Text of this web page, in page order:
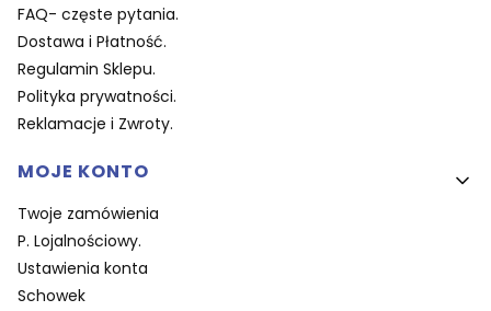
FAQ- częste pytania.
Dostawa i Płatność.
Regulamin Sklepu.
Polityka prywatności.
Reklamacje i Zwroty.
MOJE KONTO
Twoje zamówienia
P. Lojalnościowy.
Ustawienia konta
Schowek